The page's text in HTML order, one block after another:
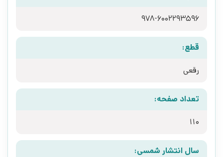
978-6002293596
قطع:
رقعی
تعداد صفحه:
110
سال انتشار شمسی: